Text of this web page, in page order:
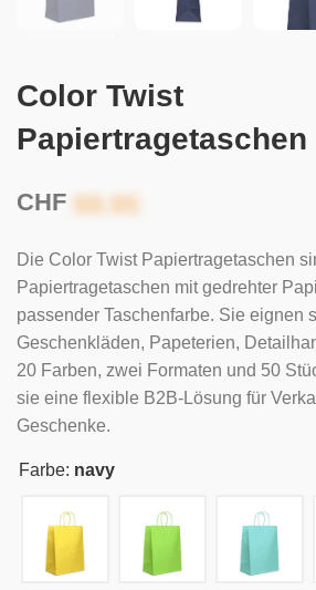
Color Twist
Papiertragetaschen
CHF
Die Color Twist Papiertragetaschen
Papiertragetaschen mit gedrehter
passender Taschenfarbe. Sie eignen
Geschenkläden, Papeterien,
20 Farben, zwei Formaten und 50
sie eine flexible B2B-Lösung für
Geschenke.
Farbe: navy